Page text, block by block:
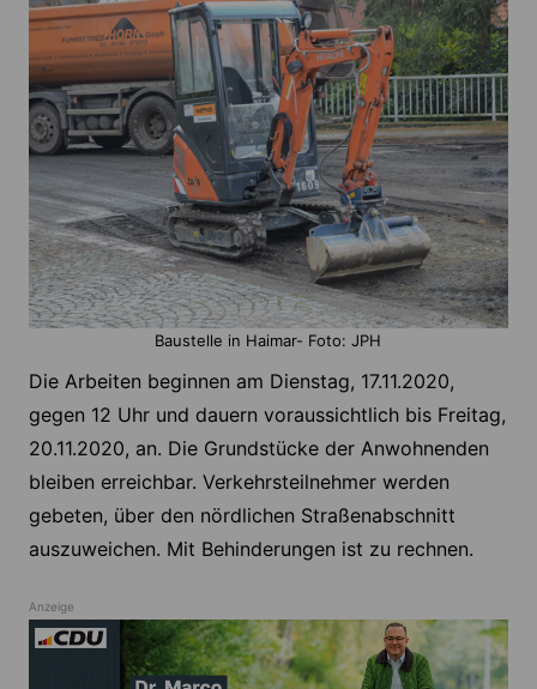
Baustelle in Haimar- Foto: JPH
Die Arbeiten beginnen am Dienstag, 17.11.2020,
gegen 12 Uhr und dauern voraussichtlich bis Freitag,
20.11.2020, an. Die Grundstücke der Anwohnenden
bleiben erreichbar. Verkehrsteilnehmer werden
gebeten, über den nördlichen Straßenabschnitt
auszuweichen. Mit Behinderungen ist zu rechnen.
Anzeige